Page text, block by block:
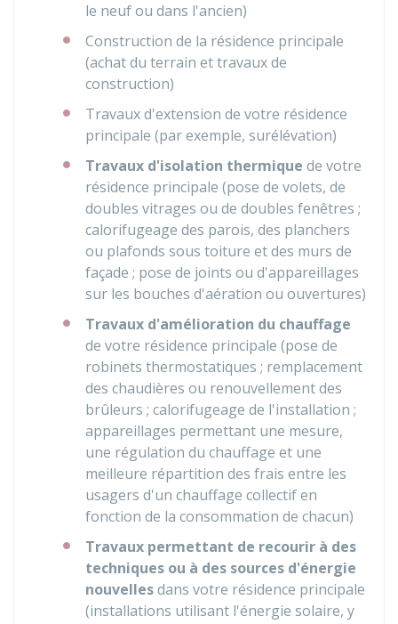
le neuf ou dans l'ancien)
Construction de la résidence principale
(achat du terrain et travaux de
construction)
Travaux d'extension de votre résidence
principale (par exemple, surélévation)
Travaux d'isolation thermique de votre
résidence principale (pose de volets, de
doubles vitrages ou de doubles fenêtres ;
calorifugeage des parois, des planchers
ou plafonds sous toiture et des murs de
façade ; pose de joints ou d'appareillages
sur les bouches d'aération ou ouvertures)
Travaux d'amélioration du chauffage
de votre résidence principale (pose de
robinets thermostatiques ; remplacement
des chaudières ou renouvellement des
brûleurs ; calorifugeage de l'installation ;
appareillages permettant une mesure,
une régulation du chauffage et une
meilleure répartition des frais entre les
usagers d'un chauffage collectif en
fonction de la consommation de chacun)
Travaux permettant de recourir à des
techniques ou à des sources d'énergie
nouvellesdans votre résidence principale
(installations utilisant l'énergie solaire, y